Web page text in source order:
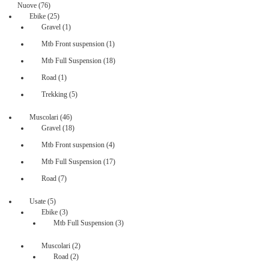
Nuove 7676
prodotti
Ebike 2525
prodotti
Gravel 11
Mtb Front suspension 11
Mtb Full Suspension 1818
Road 11
Trekking 55
Muscolari 4646
prodotti
Gravel 1818
Mtb Front suspension 44
Mtb Full Suspension 1717
Road 77
Usate 55
prodotti
Ebike 33
prodotti
Mtb Full Suspension 33
Muscolari 22
prodotti
Road 22